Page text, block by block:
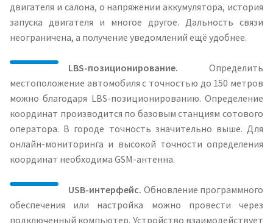
двигателя и салона, о напряжении аккумулятора, история
запуска двигателя и многое другое. Дальность связи
неограничена, а получение уведомлений ещё удобнее.
LBS-позиционирование. Определить
местоположение автомобиля с точностью до 150 метров
можно благодаря LBS-позиционированию. Определение
координат производится по базовым станциям сотового
оператора. В городе точность значительно выше. Для
онлайн-мониторинга и высокой точности определения
координат необходима GSM-антенна.
USB-интерфейс. Обновление программного
обеспечения или настройка можно провести через
подключенный компьютер. Устройство взаимодействует